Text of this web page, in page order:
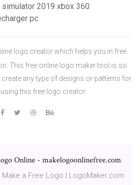
2019 xbox 360
pc
logo creator which helps you in free
This free online logo maker tool is so
any type of designs or patterns for
this free logo creator.
Online - makelogoonlinefree.com
Make a Free Logo | LogoMaker.com